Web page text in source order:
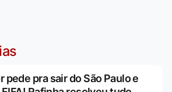
pede pra sair do São Paulo e